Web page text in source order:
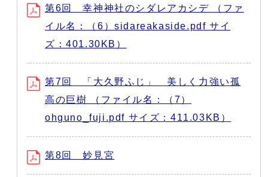
第6回 幸神神社のシダレアカシデ （ファ
イル名：（6）sidareakaside.pdf サイ
ズ：401.30KB）
第7回 「大久野ふじ」 美しく力強い孤
高の巨樹 （ファイル名：（7）
ohguno_fuji.pdf サイズ：411.03KB）
第8回 妙見宮